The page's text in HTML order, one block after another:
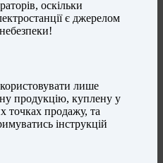
оскільки
є джерелом
лише
продукцію, куплену у
точках продажу, та
інструкцій